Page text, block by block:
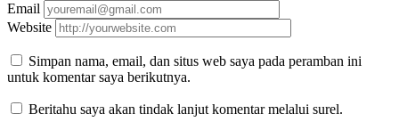
Email
Website
Simpan nama, email, dan situs web saya pada peramban ini
untuk komentar saya berikutnya.
Beritahu saya akan tindak lanjut komentar melalui surel.